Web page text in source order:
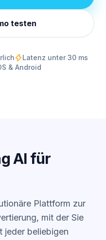
testen
Latenz unter 30 ms
& Android
AI für
Plattform zur
mit der Sie
jeder beliebigen